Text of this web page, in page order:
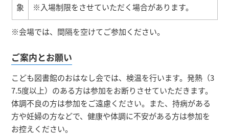
象
※入場制限をさせていただく場合があります。
※会場では、間隔を空けてご参加ください。
ご案内とお願い
こども図書館のおはなし会では、検温を行います。発熱（3
7.5度以上）のある方は参加をお断りさせていただきます。
体調不良の方は参加をご遠慮ください。また、持病がある
方や妊婦の方などで、健康や体調に不安がある方は参加を
お控えください。